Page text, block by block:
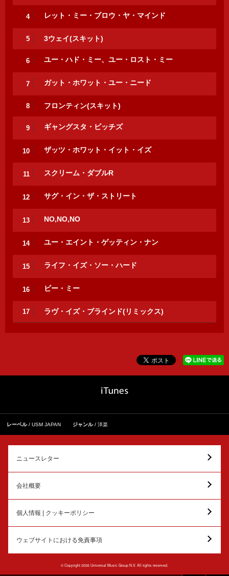
4 レット・ミー・ブロウ・ヤ・マインド
5 3ウェイ(スキット)
6 ユー・ハド・ミー、ユー・ロスト・ミー
7 ガット・ホワット・ユー・ニード
8 フロンティン(スキット)
9 ギャングスタ・ビッチズ
10 ザッツ・ホワット・イット・イズ
11 スクリーム・ダブルR
12 サグ・イン・ザ・ストリート
13 NO,NO,NO
14 ユー・エイント・ゲッティン・ナン
15 ライフ・イズ・ソー・ハード
16 ビー・ミー
17 ラヴ・イズ・ブラインド(リミックス)
レーベル USM JAPAN ジャンル 洋楽
ニュースレター
会社概要
個人情報 | クッキーポリシー
ウェブサイトにおける免責事項
© Copyright 2026 Universal Music Group N.V. All rights reserved.